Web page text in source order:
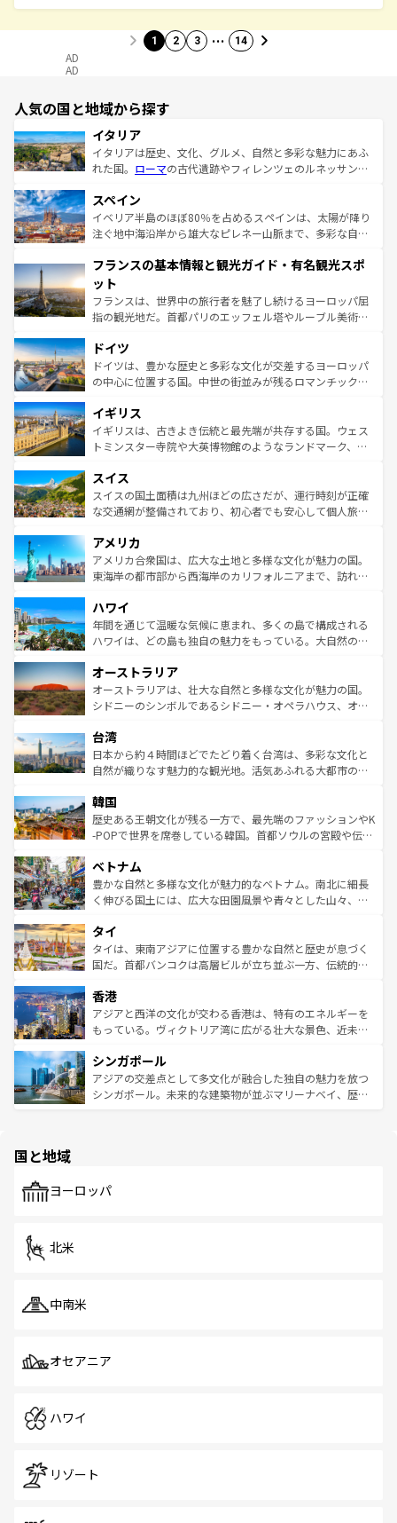
1 2 3 … 14
AD
AD
人気の国と地域から探す
イタリア
イタリアは歴史、文化、グルメ、自然と多彩な魅力にあふ
れた国。 ローマの古代遺跡やフィレンツェのルネッサンス
ろん、トスカーナの美しい田園風景やアマルフィ海岸の絶
景など、自然景観も見逃せない。観光の合間には、本場の
ピザやパスタなど、絶品のイタリア料理を堪能することも
ませてくれるイタリアで、忘れられない旅をしてみよう！
なお、新着のイタリア情報は
しい。
スペイン
イベリア半島のほぼ80％を占めるスペインは、太陽が降り
注ぐ地中海沿岸から雄大なピレネー山脈まで、多彩な自然
文化が根付くこの国では、情熱的なフラメンコ、熱気あふ
れる闘牛、そして美味しいタパスが生活の一部となってい
る。首都マドリードの洗練された雰囲気や、バルセロナの
アートに溢れた街角から、地方では古代ローマ遺跡や中世
せる。地方によって風土や気候が異なるスペインはその個
性で訪れる人を魅了する。 なお、新着のスペイン情報は コ
ンテンツ一覧を参照してほしい。
フランスの基本情報と観光ガイド・有名観光スポ
ット
フランスは、世界中の旅行者を魅了し続けるヨーロッパ屈
指の観光地だ。首都パリのエッフェル塔やルーブル美術館
で、幅広い魅力が詰まっている。華麗な宮殿、歴史的な大
聖堂、美しいビーチ、そして豊かな自然が、訪れる者を心
から魅了する。また、フランスは美食の国としても知ら
いる。シャンパンの発祥地であるランス、プロヴァンスの
香り高いラベンダー畑など、多彩な楽しみ方が可能だ。さ
らに、パリ以外の地域にも魅力が溢れており、どの街角に
れる地方に足を運ぶとそれぞれで全く異なる文化を体験で
きるだろう。 なお、新着のフランス情報はコンテンツ一覧
を参照してほしい。
ドイツ
ドイツは、豊かな歴史と多彩な文化が交差するヨーロッパ
の中心に位置する国。中世の街並みが残るロマンチック街
顔を持つこの国は、どこを歩いても飽きることがない。ベ
ルリンの文化的活気、バイエルン州のアルプスの絶景、そ
してライン川沿いのワイン畑といった風景は必見。ビール
は、お酒好きな人にはぜひ体験してほしい。 なお、新着の
ドイツ情報はコンテンツ一覧を参照してほしい。
イギリス
イギリスは、古きよき伝統と最先端が共存する国。ウェス
トミンスター寺院や大英博物館のようなランドマーク、歴
リアごとに異なる魅力がある。また、優雅なアフタヌーン
ティー、ビール好きにはたまらない英国パブ、サッカー観
戦など、本場だからこそできる体験も豊富。イギリスを旅
ンツ一覧を参照してほしい。
スイス
スイスの国土面積は九州ほどの広さだが、運行時刻が正確
な交通網が整備されており、初心者でも安心して個人旅行
の建物がそのまま残る町や、スイスならではのユニークな
博物館もあり、アルプス観光だけでなく町歩きも満喫する
ことができる。国民の所得が高いため物価も高いが、旅行
ば市内交通費無料で観光を楽しむこともできる。 なお、新
着のスイス情報はコンテンツ一覧 を参照してほしい。
アメリカ
アメリカ合衆国は、広大な土地と多様な文化が魅力の国。
東海岸の都市部から西海岸のカリフォルニアまで、訪れる
のような巨大都市は、観光、ショッピング、エンターテイ
ンメントが詰まった刺激的なスポットだ。一方、アメリカ
西部には大自然が広がり、グランドキャニオンやイエロー
部のニューオーリンズでは、音楽と美食が融合した独特の
文化が魅力。旅行者はアメリカの各地域で異なる魅力を楽
しみながら、その多様性と豊かな歴史を感じることができ
ならではの贅沢な旅のスタイルだ。 なお、新着のアメリカ
情報はコンテンツ一覧を参照してほしい。
ハワイ
年間を通じて温暖な気候に恵まれ、多くの島で構成される
ハワイは、どの島も独自の魅力をもっている。大自然の神
ワイ島は見逃せない。また、定番の観光地といえばオアフ
島だが、静かな自然を求めるならマウイ島やカウアイ島が
おすすめ。エメラルドグリーンに輝く海をはじめ、豊かな
れるおもてなしの心で訪れる人々を迎えてくれるハワイの
人々、おいしいローカルフードやハワイアンミュージッ
ク、伝統的なフラダンスなど、すべてがハワイの魅力を彩
ワイを、存分に味わってほしい。 なお、新着のハワイ情報
はコンテンツ一覧を参照してほしい。
オーストラリア
オーストラリアは、壮大な自然と多様な文化が魅力の国。
シドニーのシンボルであるシドニー・オペラハウス、オー
リアリーフや大陸中央部にそびえるウルル（エアーズロッ
ク）、タスマニアの美しい原生林やケアンズの熱帯雨林な
ど、見どころがたくさん。また、カフェやワイン、オージ
いる。アクティビティも充実しており、サーフィンやダイ
ビング、ハイキングなど、アウトドア好きにはたまらな
い。オーストラリアの多彩な魅力を存分に味わいつくそ
参照してほしい。
台湾
日本から約４時間ほどでたどり着く台湾は、多彩な文化と
自然が織りなす魅力的な観光地。活気あふれる大都市の台
ン）、静ひつな山岳地帯である台湾東部など、都市の喧騒
と山間の静けさが共存しており、訪れる人に新しい発見と
驚きをもたらしてくれる。また、奥深い台湾の食文化も魅
容にもいいと評判のスイーツなど、バラエティ豊かな料理
が味わえる。 なお、新着の台湾情報は コンテンツ一覧を参
照してほしい。
韓国
歴史ある王朝文化が残る一方で、最先端のファッションやK
-POPで世界を席巻している韓国。首都ソウルの宮殿や伝統
き、地方に足を延ばせば四季折々の自然美を楽しむことが
できる。そして、キムチや焼肉、絶品のストリートフード
まで、さまざまな韓国料理が待っている。夜には、韓国な
リティに包まれながら、韓国の多彩な魅力を心ゆくまで味
わってみてほしい。 なお、新着の韓国情報はコンテンツ一
覧を参照してほしい。
ベトナム
豊かな自然と多様な文化が魅力的なベトナム。南北に細長
く伸びる国土には、広大な田園風景や青々とした山々、世
急速な発展と共に伝統が息づく。ハノイの古い町並みやホ
ーチミン市のフランス統治時代の建物も、独特の雰囲気を
醸し出している。また、バラエティの豊かさとおいしさで
とつ。フォーやバインミー、ベトナムコーヒーなどは、ぜ
ひ現地で味わいたい。どの地域を訪れてもあたたかい人々
が旅行者を迎えてくれるので、きっと忘れられない旅にな
参照してほしい。
タイ
タイは、東南アジアに位置する豊かな自然と歴史が息づく
国だ。首都バンコクは高層ビルが立ち並ぶ一方、伝統的な
の活気が交差している。北部ではチェンマイなどの山岳地
帯で自然と触れ合い、南部ではプーケットやクラビの美し
いビーチでリゾート気分を楽しむことができる。タイ料理
激する。気候は一年中温暖で、どの季節にも異なる楽しみ
が待っている。親しみやすいタイの人々、仏教を中心とし
た文化、そして多様な観光資源が、訪れる旅人を魅了し続
香港
アジアと西洋の文化が交わる香港は、特有のエネルギーを
もっている。ヴィクトリア湾に広がる壮大な景色、近未来
み、どこを訪れても感動するはず。観光スポットが密集し
ており、効率よく見どころを回れるのも魅力。息をのむよ
うな絶景から文化的な体験まで、香港を存分に楽しみ尽く
シンガポール
アジアの交差点として多文化が融合した独自の魅力を放つ
シンガポール。未来的な建築物が並ぶマリーナベイ、歴史
で、ホーカーズは地元の風情を楽しめる外せないスポット
国と地域
ヨーロッパ
北米
中南米
オセアニア
ハワイ
リゾート